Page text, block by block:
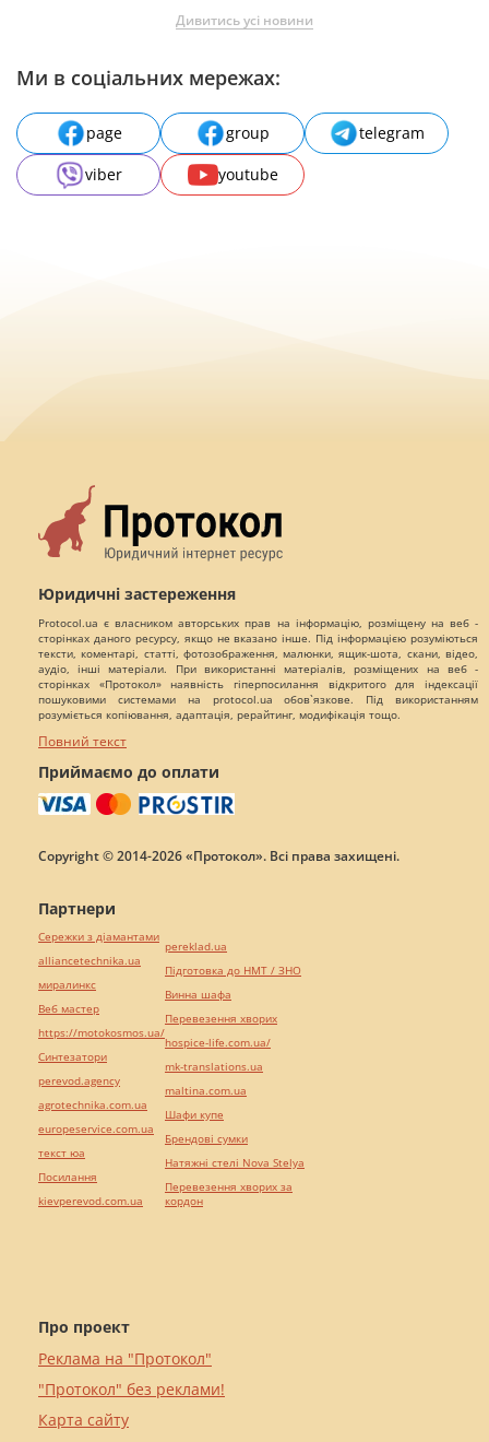
Дивитись усі новини
Ми в соціальних мережах:
page group
telegram
viber
youtube
Юридичні застереження
Protocol.ua є власником авторських прав на інформацію, розміщену на веб -
сторінках даного ресурсу, якщо не вказано інше. Під інформацією розуміються
тексти, коментарі, статті, фотозображення, малюнки, ящик-шота, скани, відео,
аудіо, інші матеріали. При використанні матеріалів, розміщених на веб -
сторінках «Протокол» наявність гіперпосилання відкритого для індексації
пошуковими системами на protocol.ua обов`язкове. Під використанням
розуміється копіювання, адаптація, рерайтинг, модифікація тощо.
Повний текст
Приймаємо до оплати
Copyright © 2014-2026 «Протокол». Всі права захищені.
Про проект
Реклама на "Протокол"
"Протокол" без реклами!
Карта сайту
Партнери
Сережки з діамантами
alliancetechnika.ua
миралинкс
Веб мастер
https://motokosmos.ua/
Синтезатори
perevod.agency
agrotechnika.com.ua
europeservice.com.ua
текст юа
Посилання
kievperevod.com.ua
pereklad.ua
Підготовка до НМТ / ЗНО
Винна шафа
Перевезення хворих
hospice-life.com.ua/
mk-translations.ua
maltina.com.ua
Шафи купе
Брендові сумки
Натяжні стелі Nova Stelya
Перевезення хворих за
кордон